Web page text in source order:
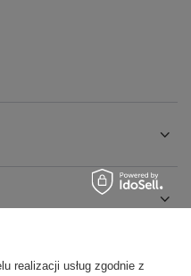
realizacji usług zgodnie z